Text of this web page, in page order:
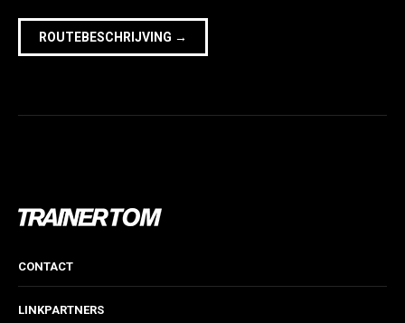
ROUTEBESCHRIJVING →
CONTACT
LINKPARTNERS